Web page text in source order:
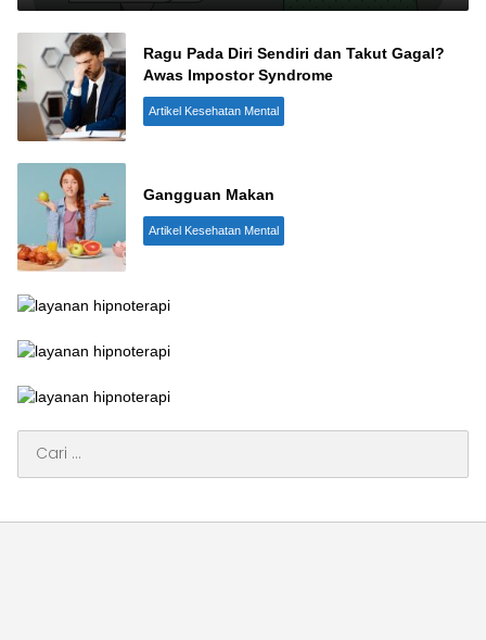
Ragu Pada Diri Sendiri dan Takut Gagal?
Awas Impostor Syndrome
Artikel Kesehatan Mental
Gangguan Makan
Artikel Kesehatan Mental
untuk: